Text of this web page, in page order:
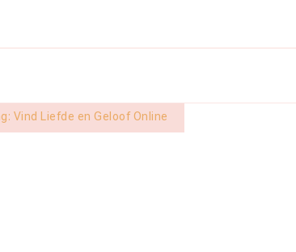
Vind Liefde en Geloof Online